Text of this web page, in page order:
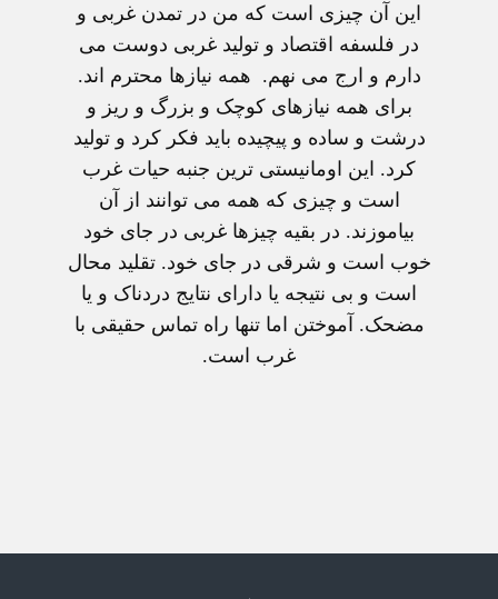
اين آن چيزی است که من در تمدن غربی و
در فلسفه اقتصاد و توليد غربی دوست می
دارم و ارج می نهم. همه نيازها محترم اند.
برای همه نيازهای کوچک و بزرگ و ريز و
درشت و ساده و پيچيده بايد فکر کرد و توليد
کرد. اين اومانيستی ترين جنبه حيات غرب
است و چيزی که همه می توانند از آن
بياموزند. در بقيه چيزها غربی در جای خود
خوب است و شرقی در جای خود. تقليد محال
است و بی نتيجه يا دارای نتايج دردناک و يا
مضحک. آموختن اما تنها راه تماس حقيقی با
غرب است.